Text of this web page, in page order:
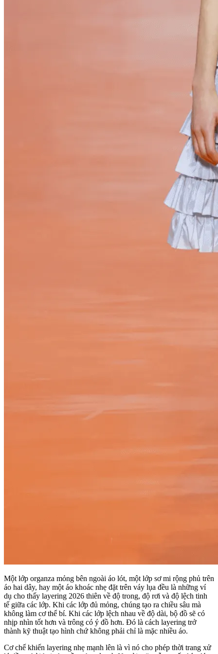
Một lớp organza mỏng bên ngoài áo lót, một lớp sơ mi rộng phủ trên
áo hai dây, hay một áo khoác nhẹ đặt trên váy lụa đều là những ví
dụ cho thấy layering 2026 thiên về độ trong, độ rơi và độ lệch tinh
tế giữa các lớp. Khi các lớp đủ mỏng, chúng tạo ra chiều sâu mà
không làm cơ thể bí. Khi các lớp lệch nhau về độ dài, bộ đồ sẽ có
nhịp nhìn tốt hơn và trông có ý đồ hơn. Đó là cách layering trở
thành kỹ thuật tạo hình chứ không phải chỉ là mặc nhiều áo.
Cơ chế khiến layering nhẹ mạnh lên là vì nó cho phép thời trang xử